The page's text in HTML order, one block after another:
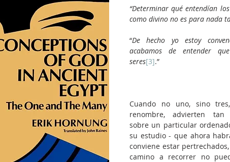
“Determinar qué entendían
como divino no es para nada
“De hecho yo estoy
acabamos de entender
seres[3].”
Cuando no uno, sino
renombre, advierten tan
sobre un particular
su estudio - que ahora
conviene estar
camino a recorrer no